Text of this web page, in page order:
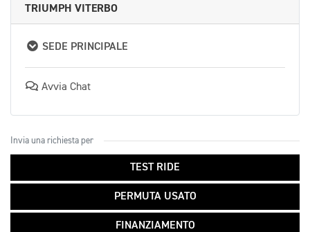
TRIUMPH VITERBO
SEDE PRINCIPALE
Avvia Chat
Invia una richiesta per
TEST RIDE
PERMUTA USATO
FINANZIAMENTO